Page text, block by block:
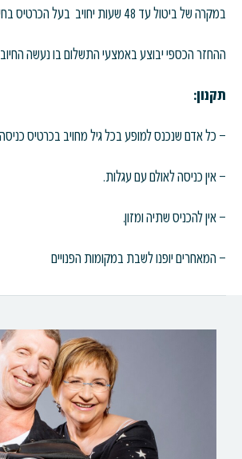
במקרה של ביטול עד 48 שעות יחויב בעל הכרטיס בחיוב מלא
ההחזר הכספי יבוצע באמצעי התשלום בו נעשה
תקנון:
– כל אדם שנכנס למופע בכל גיל מחויב בכרטיס
– אין כניסה לאולם עם עגלות.
– אין להכניס שתיה ומזון.
– המאחרים יופנו לשבת במקומות הפנויים